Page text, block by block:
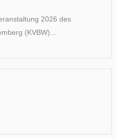
2026 des
(KVBW)...